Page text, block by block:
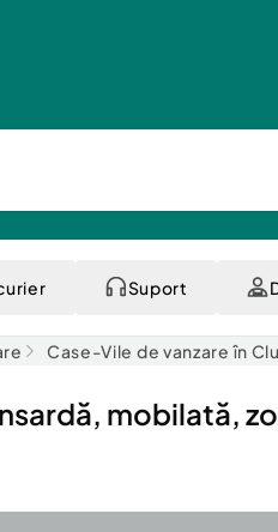
Suport
Case-Vile de vanzare în
mobilată,